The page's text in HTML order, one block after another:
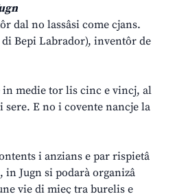
dal no lassâsi come cjans.
Bepi Labrador), inventôr de
medie tor lis cinc e vincj, al
E no i covente nancje la
i anzians e par rispietâ
Jugn si podarà organizâ
vie di mieç tra burelis e